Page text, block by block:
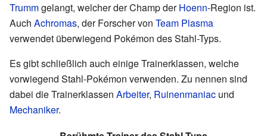
Trummgelangt, welcher der Champ derHoenn-Region ist.
Auch Achromas, der Forscher von Team Plasma
verwendet überwiegend Pokémon des Stahl-Typs.
Es gibt schließlich auch einige Trainerklassen, welche
vorwiegend Stahl-Pokémon verwenden. Zu nennen sind
dabei die Trainerklassen Arbeiter, Ruinenmaniac und
Mechaniker.